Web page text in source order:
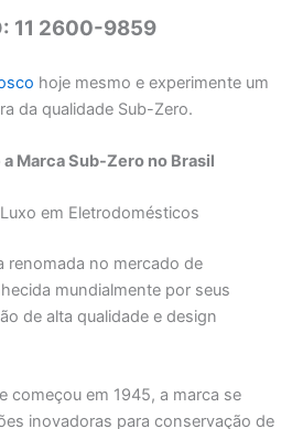
11 2600-9859
hoje mesmo e experimente um
da qualidade Sub-Zero.
Marca Sub-Zero no Brasil
em Eletrodomésticos
renomada no mercado de
mundialmente por seus
de alta qualidade e design
começou em 1945, a marca se
inovadoras para conservação de